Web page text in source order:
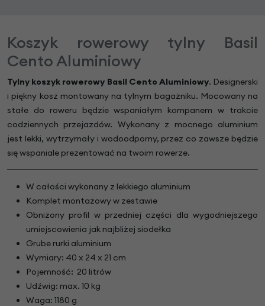
Koszyk rowerowy tylny Basil
Cento Aluminiowy
Tylny koszyk rowerowy Basil Cento Aluminiowy. Designerski
i piękny kosz montowany na tylnym bagażniku. Mocowany na
stałe do roweru będzie wspaniałym kompanem w trakcie
codziennych przejazdów. Wykonany z mocnego aluminium
jest lekki, wytrzymały i wodoodporny, przez co zawsze będzie
się wspaniale prezentować na twoim rowerze.
W całości wykonany z lekkiego aluminium
Komplet montażowy w zestawie
Obniżony profil w przedniej części dla wygodniejszego
umiejscowienia jak najbliżej siodełka
Grube rurki aluminium
Wymiary: 40 x 24 x 21 cm
Pojemność: 20 litrów
Udźwig: max. 10 kg
Waga: 1180 g